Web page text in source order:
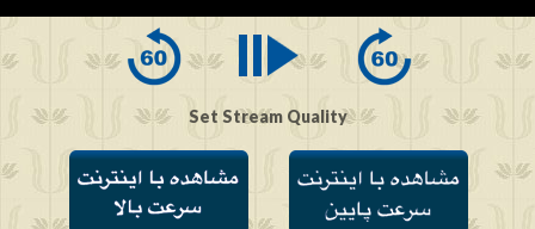
of
Set Stream Quality